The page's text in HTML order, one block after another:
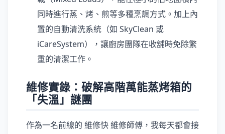
同時進行蒸、烤、煎等多種烹調方式。加上內
置的自動清洗系統（如 SkyClean 或
iCareSystem），讓廚房團隊在收舖時免除繁
重的清潔工作。
維修實錄：破解高階萬能蒸烤箱的
「失溫」謎團
作為一名前線的 維修快 維修師傅，我每天都會接